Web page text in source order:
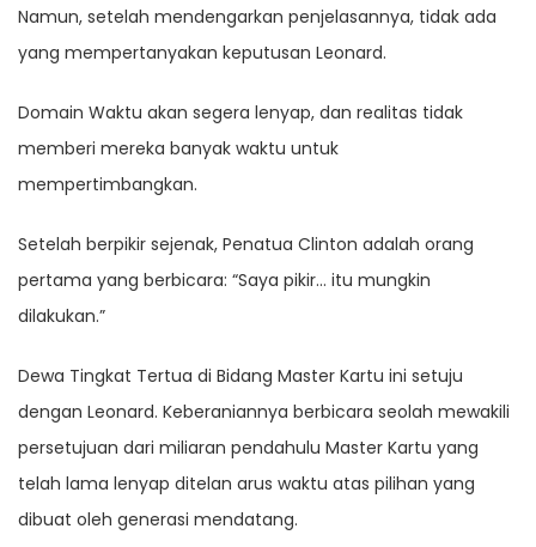
Namun, setelah mendengarkan penjelasannya, tidak ada
yang mempertanyakan keputusan Leonard.
Domain Waktu akan segera lenyap, dan realitas tidak
memberi mereka banyak waktu untuk
mempertimbangkan.
Setelah berpikir sejenak, Penatua Clinton adalah orang
pertama yang berbicara: “Saya pikir… itu mungkin
dilakukan.”
Dewa Tingkat Tertua di Bidang Master Kartu ini setuju
dengan Leonard. Keberaniannya berbicara seolah mewakili
persetujuan dari miliaran pendahulu Master Kartu yang
telah lama lenyap ditelan arus waktu atas pilihan yang
dibuat oleh generasi mendatang.